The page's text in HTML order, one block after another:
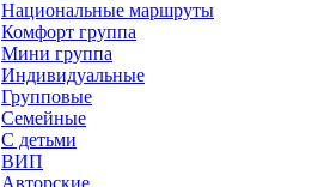
Национальные маршруты
Комфорт группа
Мини группа
Индивидуальные
Групповые
Семейные
С детьми
ВИП
Авторские